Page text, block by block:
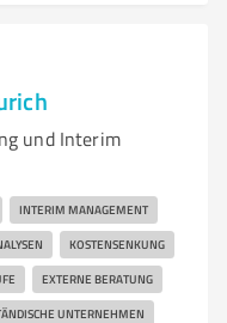
und Interim
INTERIM MANAGEMENT
KOSTENSENKUNG
EXTERNE BERATUNG
UNTERNEHMEN